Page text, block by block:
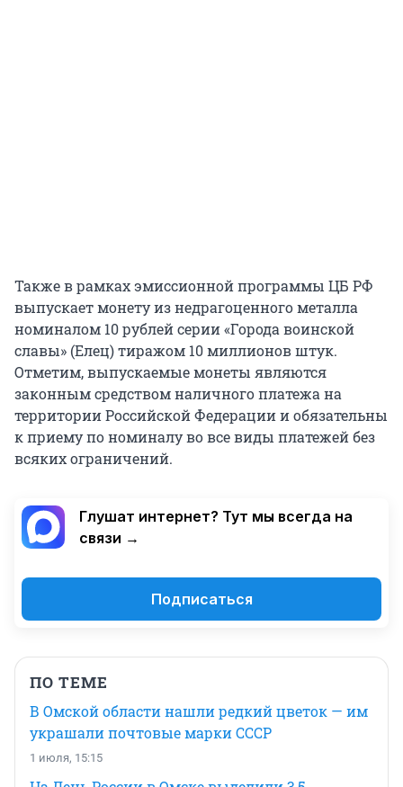
Также в рамках эмиссионной программы ЦБ РФ
выпускает монету из недрагоценного металла
номиналом 10 рублей серии «Города воинской
славы» (Елец) тиражом 10 миллионов штук.
Отметим, выпускаемые монеты являются
законным средством наличного платежа на
территории Российской Федерации и обязательны
к приему по номиналу во все виды платежей без
всяких ограничений.
Глушат интернет? Тут мы всегда на
связи →
Подписаться
ПО ТЕМЕ
В Омской области нашли редкий цветок — им
украшали почтовые марки СССР
1 июля, 15:15